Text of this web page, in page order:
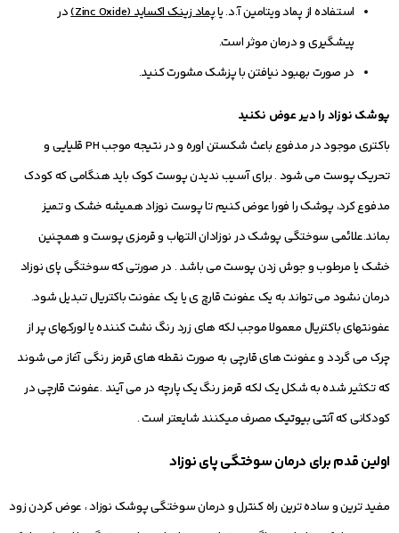
استفاده از پماد ویتامین آ.د. یاپماد زينک اکسايد (Zinc Oxide
)در
پیشگیری و درمان موثر است.
در صورت بهبود نیافتن با پزشک مشورت کنید.
پوشک نوزاد را دیر عوض نکنید
باکتری موجود در مدفوع باعث شکستن اوره و در نتیجه موجب PH قلیایی و
تحریک پوست می شود . برای آسیب ندیدن پوست کوک باید هنگامی که کودک
مدفوع کرد، پوشک را فورا عوض کنیم تا پوست نوزاد همیشه خشک و تمیز
بماند.علائمی سوختگی پوشک در نوزادان التهاب و قرمزی پوست و همچنین
خشک یا مرطوب و جوش زدن پوست می باشد . در صورتی که سوختگی پای نوزاد
درمان نشود می تواند به یک عفونتقارچ ی یا یک عفونت باکتریال تبدیل شود.
عفونتهای باکتریال معمولا موجب لکه های زرد رنگ نشت کننده یا لورکهای پر از
چرک می گردد و عفونت های قارچی به صورت نقطه های قرمز رنگی آغاز می شوند
که تکثیر شده به شکل یک لکه قرمز رنگ یک پارچه در می آیند .عفونت قارچی در
کودکانی کهآنتی بیوتیک مصرف میکنند شایعتر است .
اولین قدم برای درمانسوختگی پای نوزاد
مفید ترین و ساده ترین راه کنترل و درمان سوختگی پوشک نوزاد ، عوض کردن زود